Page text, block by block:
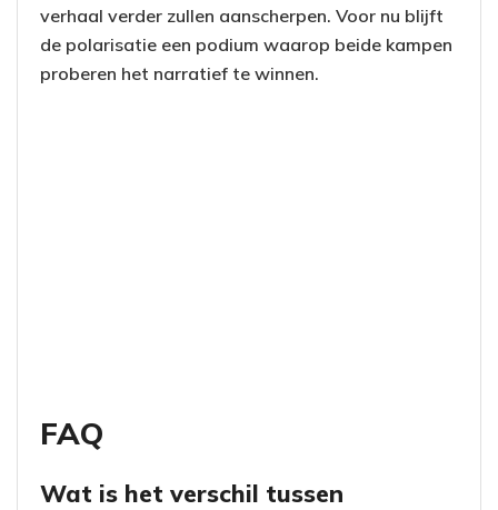
verhaal verder zullen aanscherpen. Voor nu blijft
de polarisatie een podium waarop beide kampen
proberen het narratief te winnen.
FAQ
Wat is het verschil tussen